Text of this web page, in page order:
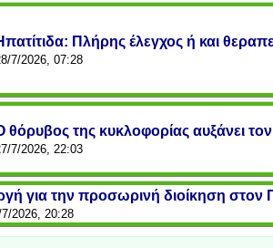
Πλήρης έλεγχος ή και
7/2026, 07:28
θόρυβος της κυκλοφορίας αυξάνει
7/2026, 22:03
για την προσωρινή διοίκηση
2026, 20:28